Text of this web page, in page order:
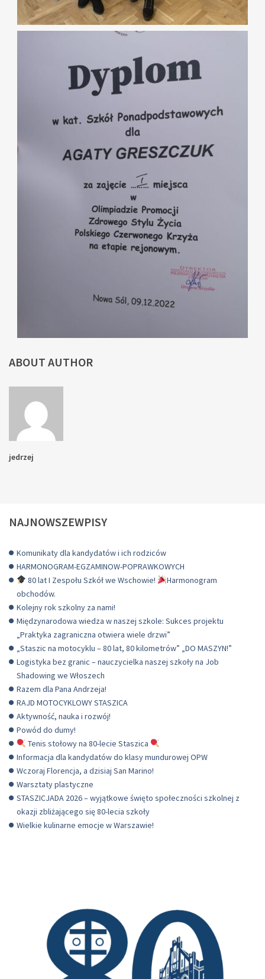
ABOUT AUTHOR
jedrzej
NAJNOWSZEWPISY
Komunikaty dla kandydatów i ich rodziców
HARMONOGRAM-EGZAMINOW-POPRAWKOWYCH
80 lat I Zespołu Szkół we Wschowie!
Harmonogram
obchodów.
Kolejny rok szkolny za nami!
Międzynarodowa wiedza w naszej szkole: Sukces projektu
„Praktyka zagraniczna otwiera wiele drzwi”
„Staszic na motocyklu – 80 lat, 80 kilometrów” „DO MASZYN!”
Logistyka bez granic – nauczycielka naszej szkoły na Job
Shadowing we Włoszech
Razem dla Pana Andrzeja!
RAJD MOTOCYKLOWY STASZICA
Aktywność, nauka i rozwój!
Powód do dumy!
Tenis stołowy na 80-lecie Staszica
Informacja dla kandydatów do klasy mundurowej OPW
Wczoraj Florencja, a dzisiaj San Marino!
Warsztaty plastyczne
STASZICJADA 2026 – wyjątkowe święto społeczności szkolnej z
okazji zbliżającego się 80-lecia szkoły
Wielkie kulinarne emocje w Warszawie!